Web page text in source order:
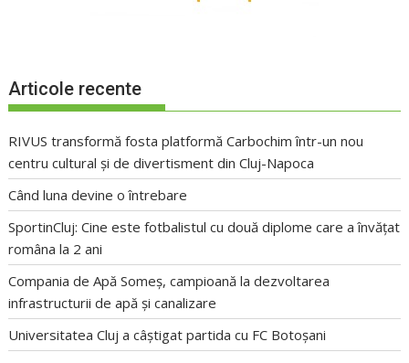
Articole recente
RIVUS transformă fosta platformă Carbochim într-un nou
centru cultural și de divertisment din Cluj-Napoca
Când luna devine o întrebare
SportinCluj: Cine este fotbalistul cu două diplome care a învățat
româna la 2 ani
Compania de Apă Someș, campioană la dezvoltarea
infrastructurii de apă și canalizare
Universitatea Cluj a câștigat partida cu FC Botoșani